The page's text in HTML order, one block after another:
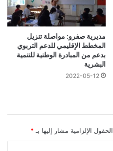
مديرية صفرو: مواصلة تنزيل
المخطط الإقليمي للدعم التربوي
بدعم من المبادرة الوطنية للتنمية
البشرية
2022-05-12
الحقول الإلزامية مشار إليها بـ *